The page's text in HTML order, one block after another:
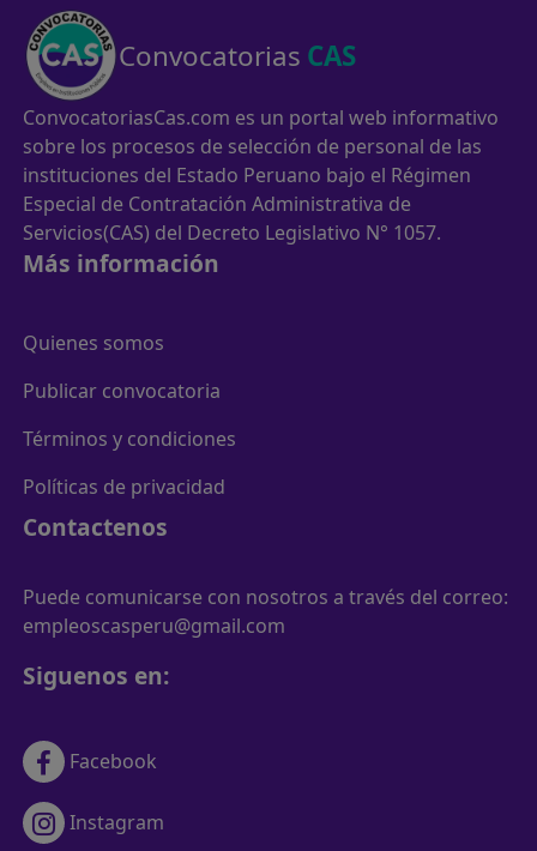
Convocatorias CAS
ConvocatoriasCas.com es un portal web informativo
sobre los procesos de selección de personal de las
instituciones del Estado Peruano bajo el Régimen
Especial de Contratación Administrativa de
Servicios(CAS) del Decreto Legislativo N° 1057.
Más información
Quienes somos
Publicar convocatoria
Términos y condiciones
Políticas de privacidad
Contactenos
Puede comunicarse con nosotros a través del correo:
empleoscasperu@gmail.com
Siguenos en:
Facebook
Instagram